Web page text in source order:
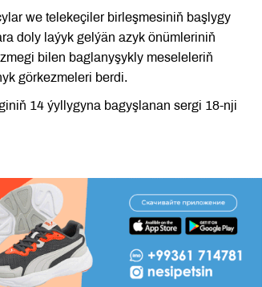
we telekeçiler birleşmesiniň başlygy
doly laýyk gelýän azyk önümleriniň
bilen baglanyşykly meseleleriň
görkezmeleri berdi.
14 ýyllygyna bagyşlanan sergi 18-nji